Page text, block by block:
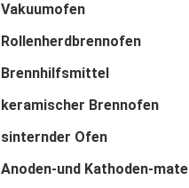
Vakuumofen
Rollenherdbrennofen
Brennhilfsmittel
keramischer Brennofen
sinternder Ofen